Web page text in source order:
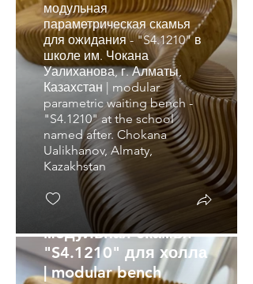
модульная
параметрическая скамья
для ожидания - "S4.1210" в
школе им. Чокана
Уалиханова, г. Алматы,
Казахстан | modular
parametric waiting bench -
"S4.1210" at the school
named after. Chokana
Ualikhanov, Almaty,
Kazakhstan
модульная скамья
"S4.1210" для холла
| modular bench